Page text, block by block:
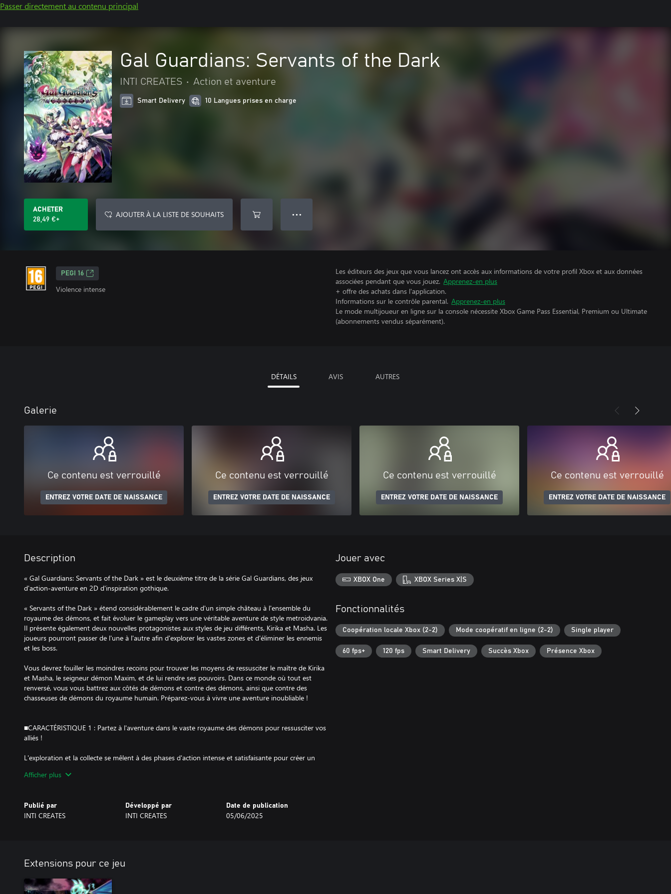
Passer directement au contenu principal
Gal Guardians: Servants of the Dark
INTI CREATES • Action et aventure
Smart Delivery 10 Langues prises en charge
ACHETER
28,49 €+
AJOUTER À LA LISTE DE SOUHAITS ● ● ●
PEGI 16
Violence intense
Les éditeurs des jeux que vous lancez ont accès aux informations de votre profil Xbox et aux données
associées pendant que vous jouez. Apprenez-en plus
+ offre des achats dans l'application.
Informations sur le contrôle parental. Apprenez-en plus
Le mode multijoueur en ligne sur la console nécessite Xbox Game Pass Essential, Premium ou Ultimate
(abonnements vendus séparément).
DÉTAILS AVIS AUTRES
Galerie
Ce contenu est verrouillé
ENTREZ VOTRE DATE DE NAISSANCE
Ce contenu est verrouillé
ENTREZ VOTRE DATE DE NAISSANCE
Ce contenu est verrouillé
ENTREZ VOTRE DATE DE NAISSANCE
Ce contenu est verrouillé
ENTREZ VOTRE DATE DE NAISSANCE
Description
« Gal Guardians: Servants of the Dark » est le deuxième titre de la série Gal Guardians, des jeux
d'action-aventure en 2D d'inspiration gothique.
« Servants of the Dark » étend considérablement le cadre d'un simple château à l'ensemble du
royaume des démons, et fait évoluer le gameplay vers une véritable aventure de style metroidvania.
Il présente également deux nouvelles protagonistes aux styles de jeu différents, Kirika et Masha. Les
joueurs pourront passer de l'une à l'autre afin d'explorer les vastes zones et d'éliminer les ennemis
et les boss.
Vous devrez fouiller les moindres recoins pour trouver les moyens de ressusciter le maître de Kirika
et Masha, le seigneur démon Maxim, et de lui rendre ses pouvoirs. Dans ce monde où tout est
renversé, vous vous battrez aux côtés de démons et contre des démons, ainsi que contre des
chasseuses de démons du royaume humain. Préparez-vous à vivre une aventure inoubliable !
■CARACTÉRISTIQUE 1 : Partez à l'aventure dans le vaste royaume des démons pour ressusciter vos
alliés !
L'exploration et la collecte se mêlent à des phases d'action intense et satisfaisante pour créer un
D'innombrables combos et possibilités vous attendent alors que vous explorez le royaume des
Cherchez des passages cachés et des trappes, et résolvez des énigmes dans le royaume des
démons pour collecter les os éparpillés du seigneur des démons, Maxim.
De plus, chaque vassal de Maxim que vous trouverez et ferez revivre vous aidera à renforcer votre
base, le château du seigneur des démons, ce qui vous donnera accès à des fonctions d'assistance
supplémentaires.
Afficher plus
Publié par
INTI CREATES
Développé par
INTI CREATES
Date de publication
05/06/2025
Jouer avec
XBOX One XBOX Series X|S
Fonctionnalités
Coopération locale Xbox (2-2) Mode coopératif en ligne (2-2) Single player
60 fps+ 120 fps Smart Delivery Succès Xbox Présence Xbox
Extensions pour ce jeu